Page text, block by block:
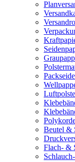
Beutel &
Flach- &